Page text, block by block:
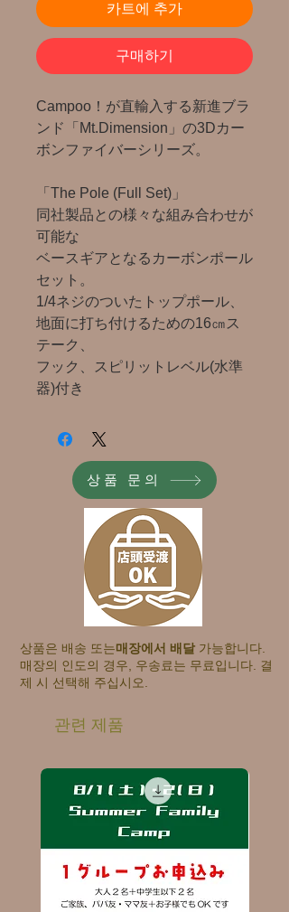
카트에 추가
구매하기
Campoo！が直輸入する新進ブラ
ンド「Mt.Dimension」の3Dカー
ボンファイバーシリーズ。
「The Pole (Full Set)」
同社製品との様々な組み合わせが
可能な
ベースギアとなるカーボンポール
セット。
1/4ネジのついたトップポール、
地面に打ち付けるための16㎝ス
テーク、
フック、スピリットレベル(水準
器)付き
상품 문의
상품은 배송 또는매장에서 배달 ​ 가능합니다.
매장의 인도의 경우, 우송료는 무료입니다. 결
제 시 선택해 주십시오.
관련 제품